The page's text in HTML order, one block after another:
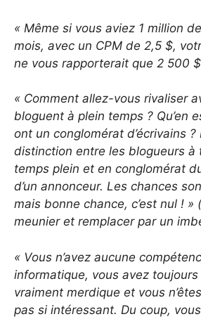
« Même si vous aviez 1 million
mois, avec un CPM de 2,5 $,
ne vous rapporterait que 2 500
« Comment allez-vous rivaliser
bloguent à plein temps ? Qu’en
ont un conglomérat d’écrivains ?
distinction entre les blogueurs à
temps plein et en conglomérat
d’un annonceur. Les chances
mais bonne chance, c’est nul ! »
meunier et remplacer par un
« Vous n’avez aucune
informatique, vous avez
vraiment merdique et vous
pas si intéressant. Du coup,